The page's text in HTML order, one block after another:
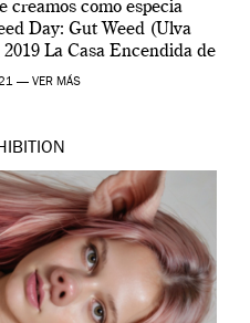
creamos como especia
Day: Gut Weed (Ulva
La Casa Encendida de
[…]
— VER MÁS